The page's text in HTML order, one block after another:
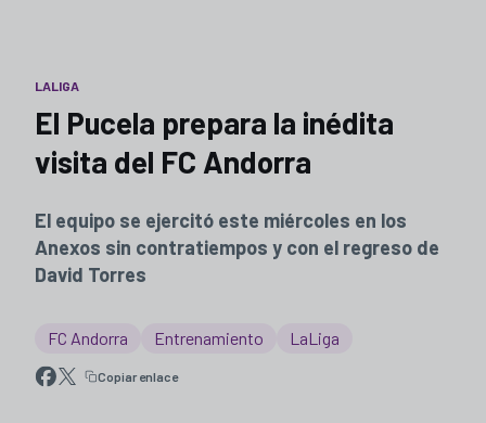
LALIGA
El Pucela prepara la inédita
visita del FC Andorra
El equipo se ejercitó este miércoles en los
Anexos sin contratiempos y con el regreso de
David Torres
FC Andorra Entrenamiento LaLiga
Copiar enlace